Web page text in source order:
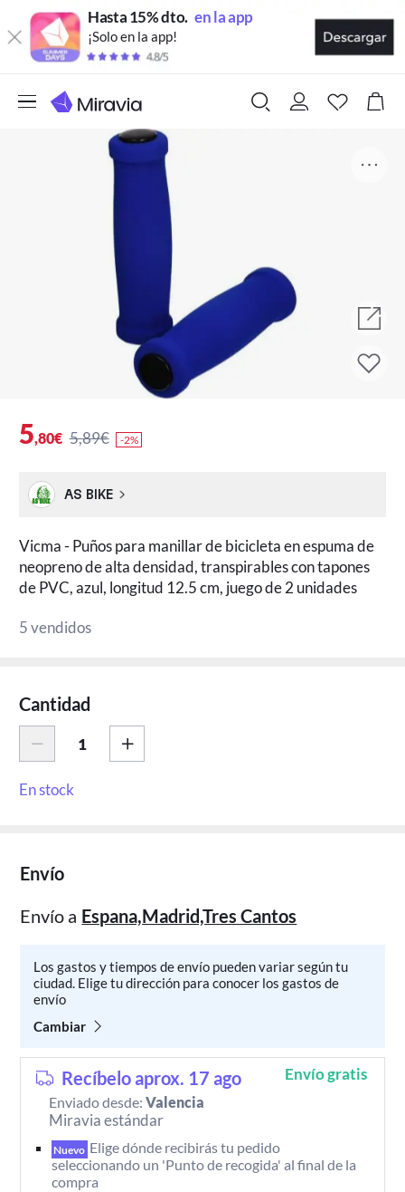
Hasta 15% dto. en la app
¡Solo en la app!
5,80€ 5,89€ -2%
AS BIKE
Vicma - Puños para manillar de bicicleta en espuma de
neopreno de alta densidad, transpirables con tapones
de PVC, azul, longitud 12.5 cm, juego de 2 unidades
5 vendidos
Cantidad
En stock
Envío
Envío a Espana,Madrid,Tres Cantos
Los gastos y tiempos de envío pueden variar según tu
ciudad. Elige tu dirección para conocer los gastos de
envío
Cambiar
Recíbelo aprox. 17 ago Envío gratis
Enviado desde:Valencia
Miravia estándar
Nuevo Elige dónde recibirás tu pedido
seleccionando un 'Punto de recogida' al final de la
compra